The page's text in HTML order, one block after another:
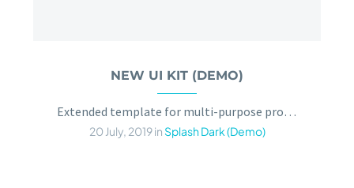
NEW UI KIT (DEMO)
Extended template for multi-purpose projects
20 July, 2019in Splash Dark (Demo)